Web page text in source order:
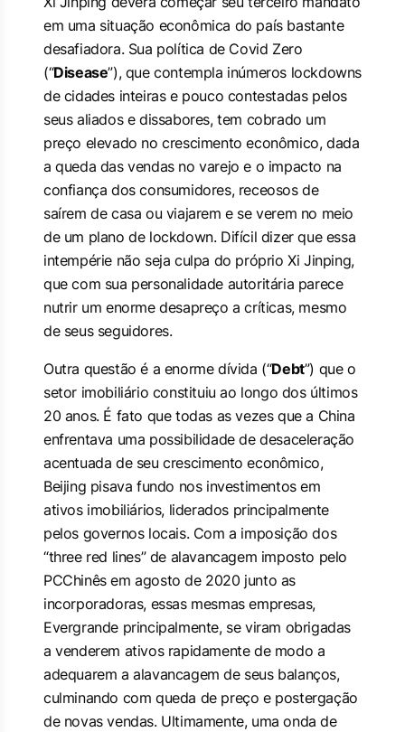
em uma situação econômica do país bastante
desafiadora. Sua política de Covid Zero
(“Disease”), que contempla inúmeros lockdowns
de cidades inteiras e pouco contestadas pelos
seus aliados e dissabores, tem cobrado um
preço elevado no crescimento econômico, dada
a queda das vendas no varejo e o impacto na
confiança dos consumidores, receosos de
saírem de casa ou viajarem e se verem no meio
de um plano de lockdown. Difícil dizer que essa
intempérie não seja culpa do próprio Xi Jinping,
que com sua personalidade autoritária parece
nutrir um enorme desapreço a críticas, mesmo
de seus seguidores.
Outra questão é a enorme dívida (“Debt”) que o
setor imobiliário constituiu ao longo dos últimos
20 anos. É fato que todas as vezes que a China
enfrentava uma possibilidade de desaceleração
acentuada de seu crescimento econômico,
Beijing pisava fundo nos investimentos em
ativos imobiliários, liderados principalmente
pelos governos locais. Com a imposição dos
“three red lines” de alavancagem imposto pelo
PCChinês em agosto de 2020 junto as
incorporadoras, essas mesmas empresas,
Evergrande principalmente, se viram obrigadas
a venderem ativos rapidamente de modo a
adequarem a alavancagem de seus balanços,
culminando com queda de preço e postergação
de novas vendas. Ultimamente, uma onda de